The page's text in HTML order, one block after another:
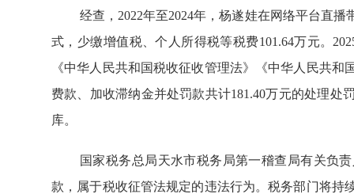
经查，2022年至2024年，杨遂娃在网络平台直
式，少缴增值税、个人所得税等税费101.64万元。
《中华人民共和国税收征收管理法》《中华人民共
费款、加收滞纳金并处罚款共计181.40万元的处理
库。
国家税务总局天水市税务局第一稽查局有关负
款，属于税收征管法规定的违法行为。税务部门将持